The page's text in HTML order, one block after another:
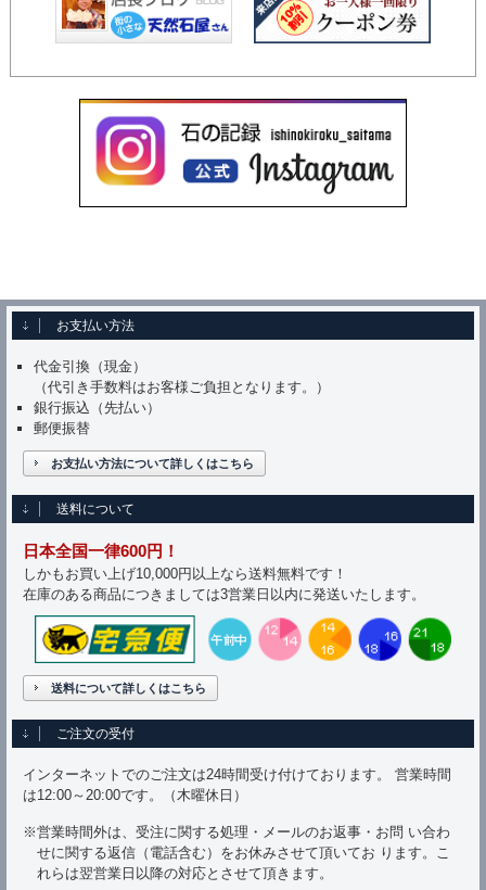
お支払い方法
代金引換（現金）
（代引き手数料はお客様ご負担となります。）
銀行振込（先払い）
郵便振替
お支払い方法について詳しくはこちら
送料について
日本全国一律600円！
しかもお買い上げ10,000円以上なら送料無料です！
在庫のある商品につきましては3営業日以内に発送いたします。
送料について詳しくはこちら
ご注文の受付
インターネットでのご注文は24時間受け付けております。 営業時間
は12:00～20:00です。（木曜休日）
※営業時間外は、受注に関する処理・メールのお返事・お問 い合わ
せに関する返信（電話含む）をお休みさせて頂いてお ります。こ
れらは翌営業日以降の対応とさせて頂きます。